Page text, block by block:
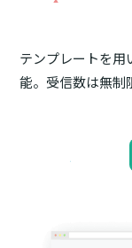
テンプレートを用
能。受信数は無制